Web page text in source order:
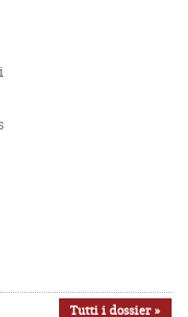
Tutti i dossier »